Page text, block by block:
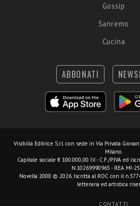
Gossip
Sanremo
Cucina
ABBONATI
Visibilia Editrice S.r.l. con sede in Via Privata
Milano.
Capitale sociale € 100.000,00 I.V. - C.F./P.IVA ed
N.10269990965 - REA MI-
Novella 2000 © 2026. Iscritta al ROC con il
letteraria ed artistica
CONTATTI